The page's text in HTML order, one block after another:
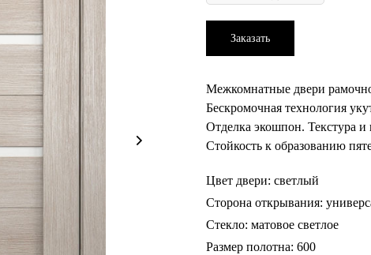
Заказать
Межкомнатные двери
Бескромочная технология
Отделка экошпон. Текстура и
Стойкость к образованию
Цвет двери: светлый
Сторона открывания:
Стекло: матовое светлое
Размер полотна: 600